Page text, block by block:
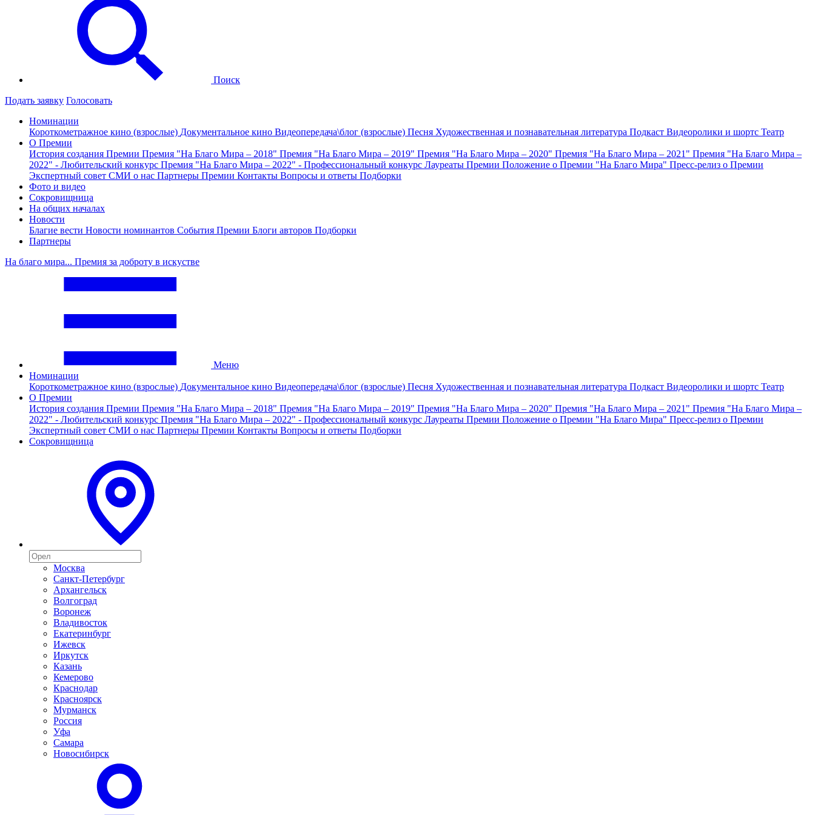
Поиск
Подать заявку Голосовать
Номинации
Короткометражное кино (взрослые) Документальное кино Видеопередача\блог (взрослые) Песня Художественная и познавательная литература Подкаст Видеоролики и шортс Театр
О Премии
История создания Премии Премия "На Благо Мира – 2018" Премия "На Благо Мира – 2019" Премия "На Благо Мира – 2020" Премия "На Благо Мира – 2021" Премия "На Благо Мира –
2022" - Любительский конкурс Премия "На Благо Мира – 2022" - Профессиональный конкурс Лауреаты Премии Положение о Премии "На Благо Мира" Пресс-релиз о Премии
Экспертный совет СМИ о нас Партнеры Премии Контакты Вопросы и ответы Подборки
Фото и видео
Сокровищница
На общих началах
Новости
Благие вести Новости номинантов События Премии Блоги авторов Подборки
Партнеры
На благо мира... Премия за доброту в искустве
Меню
Номинации
Короткометражное кино (взрослые) Документальное кино Видеопередача\блог (взрослые) Песня Художественная и познавательная литература Подкаст Видеоролики и шортс Театр
О Премии
История создания Премии Премия "На Благо Мира – 2018" Премия "На Благо Мира – 2019" Премия "На Благо Мира – 2020" Премия "На Благо Мира – 2021" Премия "На Благо Мира –
2022" - Любительский конкурс Премия "На Благо Мира – 2022" - Профессиональный конкурс Лауреаты Премии Положение о Премии "На Благо Мира" Пресс-релиз о Премии
Экспертный совет СМИ о нас Партнеры Премии Контакты Вопросы и ответы Подборки
Сокровищница
Москва
Санкт-Петербург
Архангельск
Волгоград
Воронеж
Владивосток
Екатеринбург
Ижевск
Иркутск
Казань
Кемерово
Краснодар
Красноярск
Мурманск
Россия
Уфа
Самара
Новосибирск